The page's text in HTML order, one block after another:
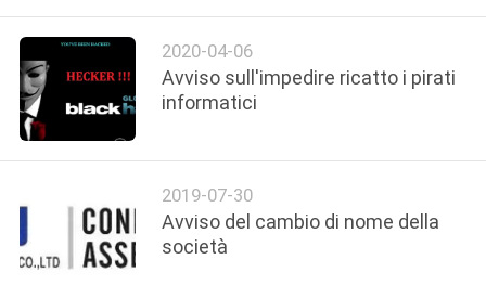
GIRO
DELLA
FABBRICA
CONTROLLO
DI
QUALITÀ
2020-04-06
Avviso sull'impedire ricatto i pirati
informatici
2019-07-30
Avviso del cambio di nome della
società